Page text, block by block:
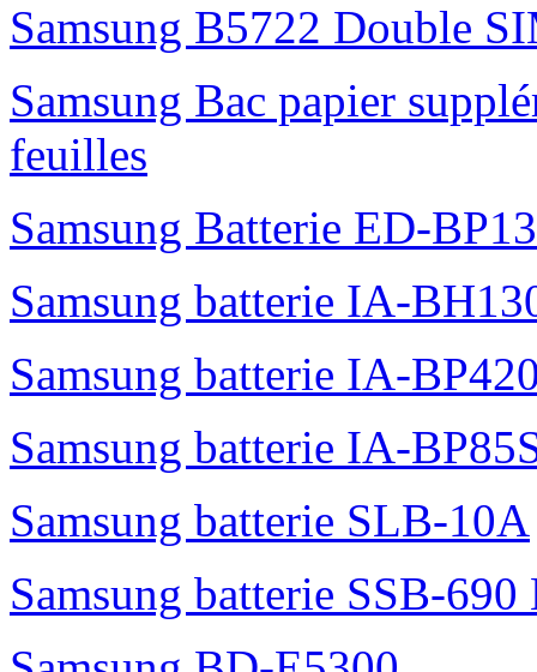
Samsung B5722 Double
Samsung Bac papier
feuilles
Samsung Batterie ED-
Samsung batterie IA-
Samsung batterie IA-
Samsung batterie IA-
Samsung batterie SLB-10A
Samsung batterie SSB-690